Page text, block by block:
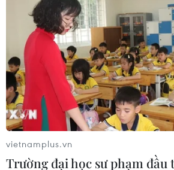
Hai dự án thành phần Cao tốc
2021-2025 vẫn đang thiếu cát đắp
phải sớm ưu tiên phân bổ nguồn
thầu thi công.
vietnamplus.vn
Trường đại học sư phạm đầu